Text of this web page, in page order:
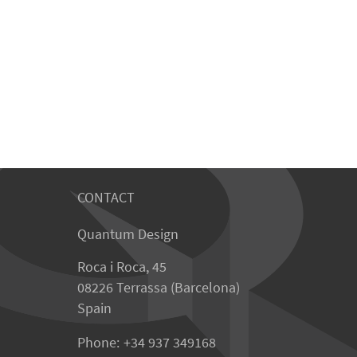
CONTACT
Quantum Design
Roca i Roca, 45
08226 Terrassa (Barcelona)
Spain
Phone: +34 937 349168